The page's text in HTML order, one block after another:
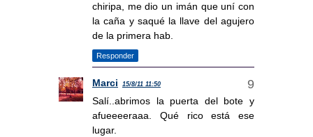
chiripa, me dio un imán que uní con
la caña y saqué la llave del agujero
de la primera hab.
Responder
Marci 15/8/11 11:50
Salí..abrimos la puerta del bote y
afueeeeraaa. Qué rico está ese
lugar.